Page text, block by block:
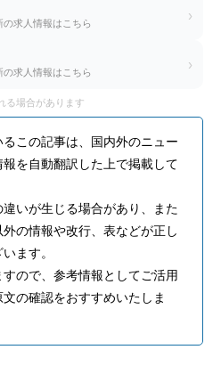
求人情報はこちら ›
求人情報はこちら ›
る場合があります
この記事は、国内外のニュー
を自動翻訳した上で掲載して
いが生じる場合があり、また
の情報や改行、表などが正し
ます。
ので、参考情報としてご活用
の確認をおすすめいたしま